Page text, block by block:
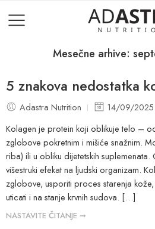
Mesečne arhive:
5 znakova nedostatka
Adastra Nutrition
14/09/2025
Kolagen je protein koji oblikuje telo –
zglobove pokretnim i mišiće snažnim.
riba) ili u obliku dijetetskih
višestruki efekat na ljudski organizam.
zglobove, usporiti proces starenja
uticati i na stanje krvnih sudova. […]
NASTAVITE ČITANJE ➞